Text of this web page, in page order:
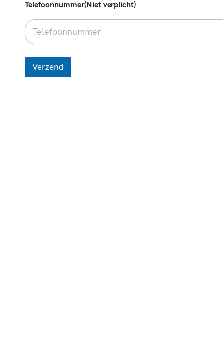
Telefoonnummer(Niet verplicht)
Verzend